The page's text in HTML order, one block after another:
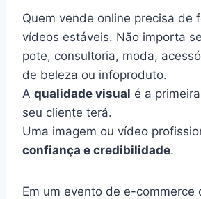
Quem vende online precisa de
vídeos estáveis. Não importa
pote, consultoria, moda,
de beleza ou infoproduto.
A qualidade visual é a
seu cliente terá.
Uma imagem ou vídeo
confiança e credibilidade.
Em um evento de e-commerce